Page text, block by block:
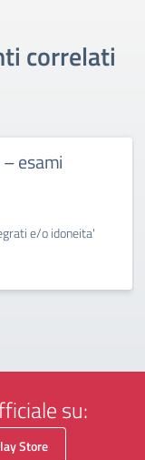
correlati
esami
e/o idoneita'
su:
Store